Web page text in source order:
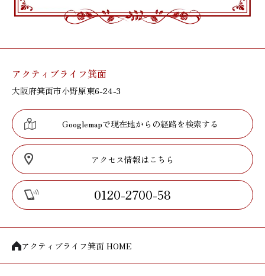
アクティブライフ箕面
大阪府箕面市小野原東6-24-3
Googlemapで現在地からの経路を検索する
アクセス情報はこちら
0120-2700-58
アクティブライフ箕面 HOME